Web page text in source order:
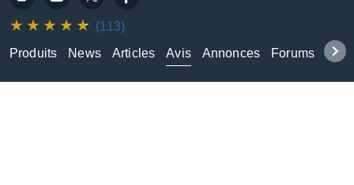
(113)
Produits
News Articles Avis Annonces Forums